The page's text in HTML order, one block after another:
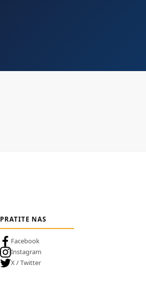
PRATITE NAS
Facebook
Instagram
X / Twitter